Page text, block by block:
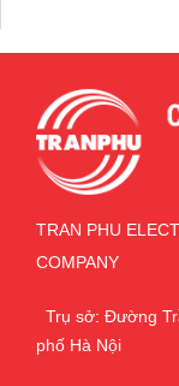
TRAN PHU
COMPANY
Trụ sở: Đường
phố Hà Nội